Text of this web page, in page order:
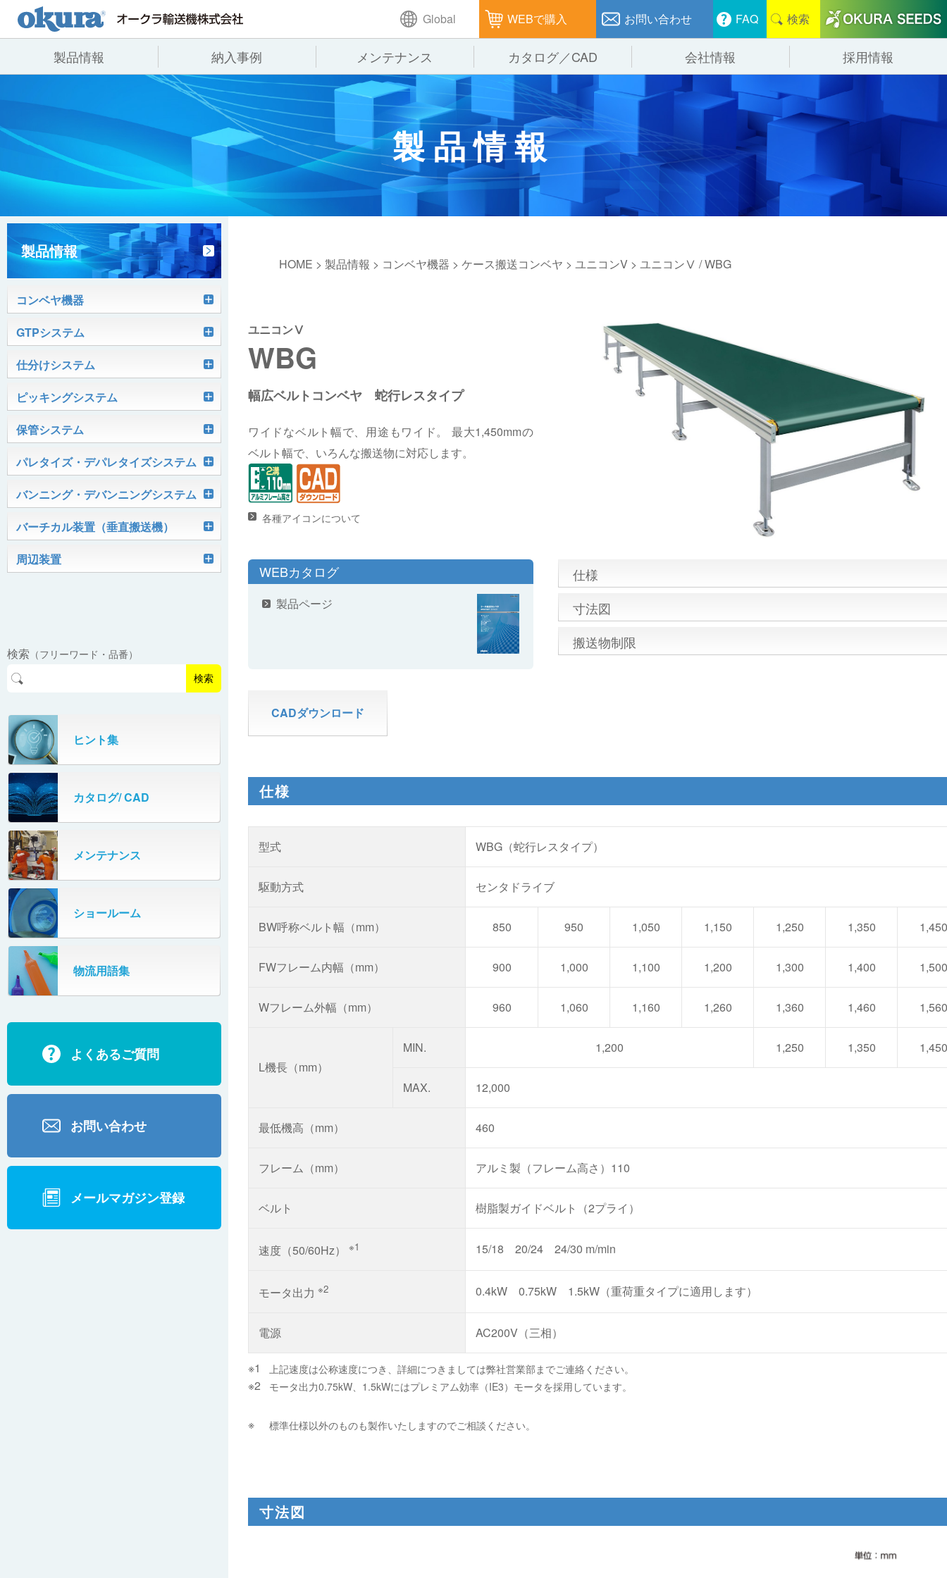
Global WEBで購入 お問い合わせ FAQ 検索
製品情報
製品情報
コンベヤ機器
コンベヤ機器を探す
用途から探す
ヒント集
GTPシステム 仕分けシステム
ピッキングシステム 保管システム
パレタイズ・デパレタイズシステム バンニング・デバンニングシステム
納入事例
納入事例
全業種 製造 物流
飲料 通販 食品
メンテナンス カタログ／CAD
会社情報
会社情報
代表あいさつ 企業理念 会社概要
事業所一覧 オークラグループ 事業紹介
沿革 オークラの取組み
採用情報
製品情報
製品情報
コンベヤ機器
軽搬送コンベヤ
ベルコンミニ
ファインコンベヤ
マグネット駆動コンベヤ
ジャブコン®
プラスチックベルトコンベヤ
オークラ キャリーライン®
ケース搬送コンベヤ
ユニコンV
ユニコンJr
クールコンベヤ®Ⅱ
チェーン駆動ローラコンベヤ
チェーン駆動ローラ単体
パレットコンベヤ
グラビティコンベヤ
ローラコンベヤ
ホイールコンベヤ
フリーカーブコンベヤ
モータローラ＆コンベヤ
モータローラ単体
モータローラコンベヤ
マテハン機器
オークラホッパー
ポータブルクレーン
OKベルコン（スタンダードタイプ）
生産終了品
GTPシステム
Skypod®（スカイポッド）
AGVシステム
OKURUN® /TW300
仕分けシステム
ユニソーター
ハイスピードソーター
ディスクソーター
アングルソーター
クロスベルトソーター（汎用タイプ）
ピッキングシステム
PTIシステム
ピカトルシリーズ
HASS（ハズ）シリーズ
ピックティーチャシステム
バラピッキングロボットシステム
保管システム
Quick Shuttle®
パレタイズ・デパレタイズシステム
ロボットパレタイザ
ロボットパレタイザAi1800Ⅱ-C
ロボットパレタイザAi1800Ⅱ
ビジョンパレタイズシステム
ビジョンデパレタイズシステム
PHC80L
ガントレーパレタイザ
PHC350・PHC330
PZC150・PZC110
DHC350
667
SR802
ECD500A・ECD800・ECD1500
ECD2700
BD200・BD1000
バンニング・デバンニングシステム
トラックローダ「TL-2P」
伸縮ベルトコンベヤ
バーチカル装置（垂直搬送機）
ミニパーフェ® / VCS-Z
パーフェクトベヤー® / PV（スチール
製）
パーフェクトベヤー® / AP（アルミ
タテコン® / TC
周辺装置
オリプナー
高速転換機
スタッカ&アンスタッカ
米袋自動投入装置
フローラック自動補充装置
牛乳パック自動投入装置
ターンコンベヤ
マルチレーンダイバータ®
カーゴタイザ
検索 （フリーワード・品番）
検索
ヒント集
カタログ/ CAD
メンテナンス
ショールーム
物流用語集
よくあるご質問
お問い合わせ
メールマガジン登録
HOME > 製品情報 > コンベヤ機器 > ケース搬送コンベヤ > ユニコンV > ユニコンⅤ / WBG
ユニコンⅤ
WBG
幅広ベルトコンベヤ 蛇行レスタイプ
ワイドなベルト幅で、用途もワイド。 最大1,450mmの
ベルト幅で、いろんな搬送物に対応します。
各種アイコンについて
WEBカタログ
製品ページ
CADダウンロード
仕様
寸法図
搬送物制限
仕様
型式 WBG（蛇行レスタイプ）
駆動方式 センタドライブ
BW呼称ベルト幅（mm） 850 950 1,050 1,150 1,250 1,350 1,450
FWフレーム内幅（mm） 900 1,000 1,100 1,200 1,300 1,400 1,500
Wフレーム外幅（mm） 960 1,060 1,160 1,260 1,360 1,460 1,560
L機長（mm）
MIN. 1,200 1,250 1,350 1,450
MAX. 12,000
最低機高（mm） 460
フレーム（mm） アルミ製（フレーム高さ）110
ベルト 樹脂製ガイドベルト（2プライ）
速度（50/60Hz） ※1 15/18 20/24 24/30 m/min
モータ出力 ※2 0.4kW 0.75kW 1.5kW（重荷重タイプに適用します）
電源 AC200V（三相）
上記速度は公称速度につき、詳細につきましては弊社営業部までご連絡ください。
モータ出力0.75kW、1.5kWにはプレミアム効率（IE3）モータを採用しています。
標準仕様以外のものも製作いたしますのでご相談ください。
寸法図